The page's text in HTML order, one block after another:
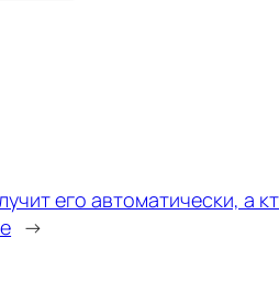
его автоматически, а
→